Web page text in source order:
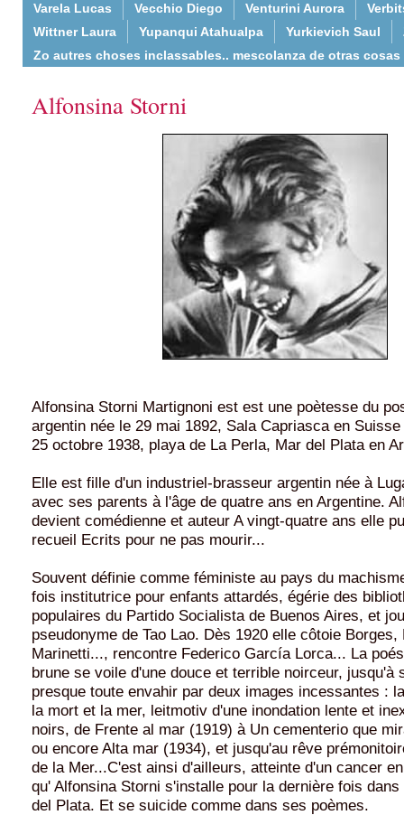
Varela Lucas
Vecchio Diego Venturini Aurora
Wittner Laura
Yupanqui Atahualpa Yurkievich Saul
Zo autres choses inclassables.. mescolanza de otras cosas
Alfonsina Storni
Alfonsina Storni Martignoni est est une poètesse du
argentin née le 29 mai 1892, Sala Capriasca en
25 octobre 1938, playa de La Perla, Mar del Plata en
Elle est fille d'un industriel-brasseur argentin née à
avec ses parents à l'âge de quatre ans en Argentine.
devient comédienne et auteur A vingt-quatre ans elle
recueil Ecrits pour ne pas mourir...
Souvent définie comme féministe au pays du
fois institutrice pour enfants attardés, égérie des
populaires du Partido Socialista de Buenos Aires, et
pseudonyme de Tao Lao. Dès 1920 elle côtoie Borges,
Marinetti..., rencontre Federico García Lorca... La
brune se voile d'une douce et terrible noirceur, jusqu'à
presque toute envahir par deux images incessantes :
la mort et la mer, leitmotiv d'une inondation lente et
noirs, de Frente al mar (1919) à Un cementerio que
ou encore Alta mar (1934), et jusqu'au rêve
de la Mer...C'est ainsi d'ailleurs, atteinte d'un cancer
qu' Alfonsina Storni s'installe pour la dernière fois
del Plata. Et se suicide comme dans ses poèmes.